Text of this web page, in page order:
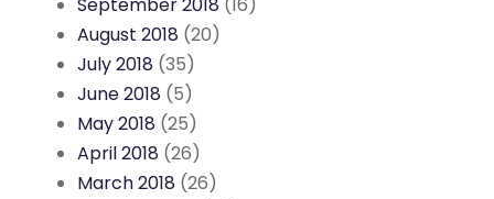
September 2018 (16)
August 2018 (20)
July 2018 (35)
June 2018 (5)
May 2018 (25)
April 2018 (26)
March 2018 (26)